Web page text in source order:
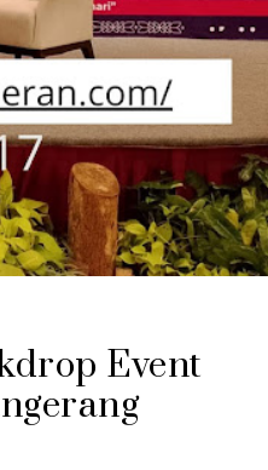
Event